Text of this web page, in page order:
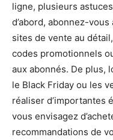
ligne, plusieurs
d’abord, abonnez-
sites de vente au
codes promotionnels
aux abonnés. De plus,
le Black Friday ou les
réaliser d’importantes
vous envisagez
recommandations de